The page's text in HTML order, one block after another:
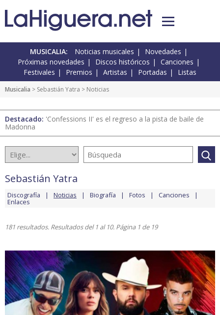
MUSICALIA: Noticias musicales
Novedades
Próximas novedades
Discos históricos
Canciones
Festivales
Premios Artistas Portadas Listas
Musicalia > Sebastián Yatra > Noticias
Destacado: 'Confessions II' es el regreso a la pista de baile de
Madonna
Sebastián Yatra
Discografía Noticias Biografía Fotos Canciones
Enlaces
181 resultados. Resultados del 1 al 10. Página 1 de 19